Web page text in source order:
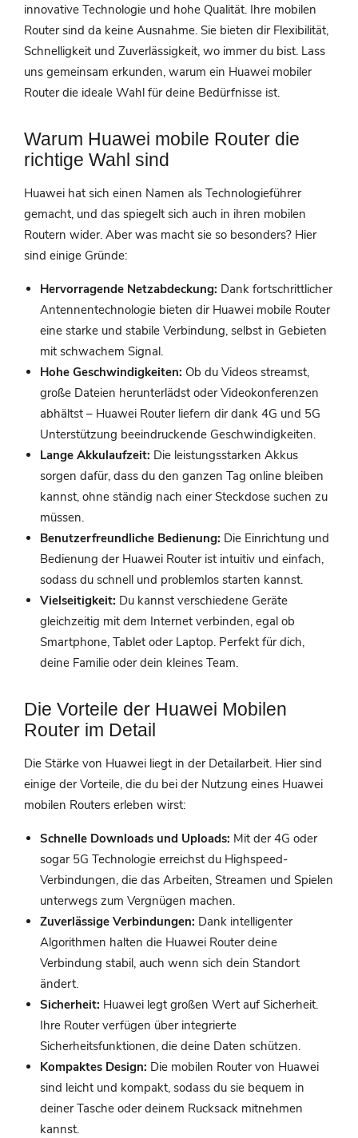
innovative Technologie und hohe Qualität. Ihre mobilen
Router sind da keine Ausnahme. Sie bieten dir Flexibilität,
Schnelligkeit und Zuverlässigkeit, wo immer du bist. Lass
uns gemeinsam erkunden, warum ein Huawei mobiler
Router die ideale Wahl für deine Bedürfnisse ist.
Warum Huawei mobile Router die
richtige Wahl sind
Huawei hat sich einen Namen als Technologieführer
gemacht, und das spiegelt sich auch in ihren mobilen
Routern wider. Aber was macht sie so besonders? Hier
sind einige Gründe:
Hervorragende Netzabdeckung: Dank fortschrittlicher
Antennentechnologie bieten dir Huawei mobile Router
eine starke und stabile Verbindung, selbst in Gebieten
mit schwachem Signal.
Hohe Geschwindigkeiten: Ob du Videos streamst,
große Dateien herunterlädst oder Videokonferenzen
abhältst – Huawei Router liefern dir dank 4G und 5G
Unterstützung beeindruckende Geschwindigkeiten.
Lange Akkulaufzeit: Die leistungsstarken Akkus
sorgen dafür, dass du den ganzen Tag online bleiben
kannst, ohne ständig nach einer Steckdose suchen zu
müssen.
Benutzerfreundliche Bedienung: Die Einrichtung und
Bedienung der Huawei Router ist intuitiv und einfach,
sodass du schnell und problemlos starten kannst.
Vielseitigkeit: Du kannst verschiedene Geräte
gleichzeitig mit dem Internet verbinden, egal ob
Smartphone, Tablet oder Laptop. Perfekt für dich,
deine Familie oder dein kleines Team.
Die Vorteile der Huawei Mobilen
Router im Detail
Die Stärke von Huawei liegt in der Detailarbeit. Hier sind
einige der Vorteile, die du bei der Nutzung eines Huawei
mobilen Routers erleben wirst:
Schnelle Downloads und Uploads: Mit der 4G oder
sogar 5G Technologie erreichst du Highspeed-
Verbindungen, die das Arbeiten, Streamen und Spielen
unterwegs zum Vergnügen machen.
Zuverlässige Verbindungen: Dank intelligenter
Algorithmen halten die Huawei Router deine
Verbindung stabil, auch wenn sich dein Standort
ändert.
Sicherheit: Huawei legt großen Wert auf Sicherheit.
Ihre Router verfügen über integrierte
Sicherheitsfunktionen, die deine Daten schützen.
Kompaktes Design: Die mobilen Router von Huawei
sind leicht und kompakt, sodass du sie bequem in
deiner Tasche oder deinem Rucksack mitnehmen
kannst.